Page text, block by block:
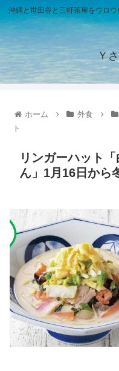
沖縄と世田谷と三軒茶屋をウロ
Ｙ
ホーム 外食
ト
リンガーハット
ん」1月16日から